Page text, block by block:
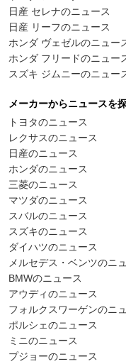
日産 セレナのニュース
日産 リーフのニュース
ホンダ ヴェゼルのニュー
ホンダ フリードのニュー
スズキ ジムニーのニュー
メーカーからニュースを
トヨタのニュース
レクサスのニュース
日産のニュース
ホンダのニュース
三菱のニュース
マツダのニュース
スバルのニュース
スズキのニュース
ダイハツのニュース
メルセデス・ベンツのニ
BMWのニュース
アウディのニュース
フォルクスワーゲンのニ
ポルシェのニュース
ミニのニュース
プジョーのニュース